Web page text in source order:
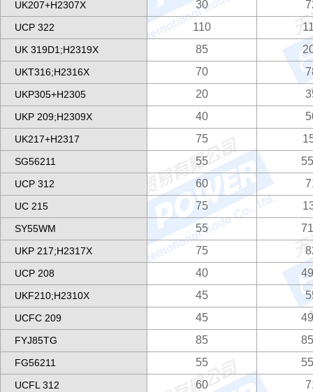
UK207+H2307X 30
UCP 322 110
UK 319D1;H2319X 85
UKT316;H2316X 70
UKP305+H2305 20
UKP 209;H2309X 40
UK217+H2317 75
SG56211 55
UCP 312 60
UC 215 75
SY55WM 55
UKP 217;H2317X 75
UCP 208 40
UKF210;H2310X 45
UCFC 209 45
FYJ85TG 85
FG56211 55
UCFL 312 60